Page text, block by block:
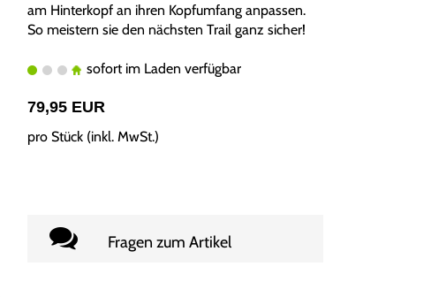
am Hinterkopf an ihren Kopfumfang anpassen.
So meistern sie den nächsten Trail ganz sicher!
sofort im Laden verfügbar
79,95 EUR
pro Stück (inkl. MwSt.)
Fragen zum Artikel